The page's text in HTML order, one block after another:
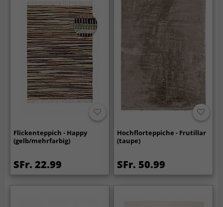
Flickenteppich - Happy
(gelb/mehrfarbig)
SFr. 22.99
Hochflorteppiche - Frutillar
(taupe)
SFr. 50.99